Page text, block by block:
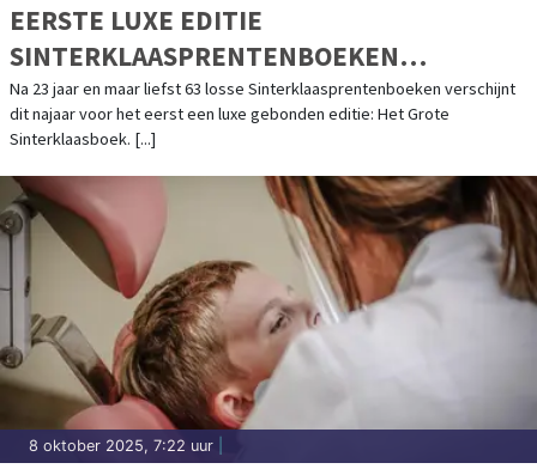
EERSTE LUXE EDITIE
SINTERKLAASPRENTENBOEKEN
GEBUNDELD
Na 23 jaar en maar liefst 63 losse Sinterklaasprentenboeken verschijnt
dit najaar voor het eerst een luxe gebonden editie: Het Grote
Sinterklaasboek. [...]
8 oktober 2025, 7:22 uur